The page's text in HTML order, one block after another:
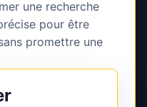
une recherche
pour être
promettre une